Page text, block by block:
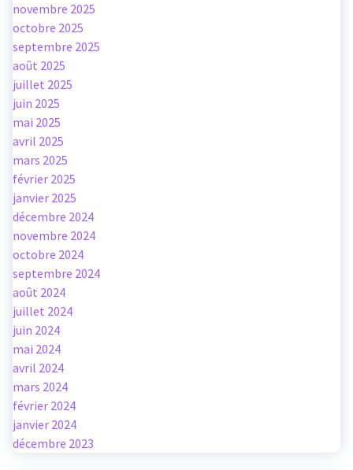
novembre 2025
octobre 2025
septembre 2025
août 2025
juillet 2025
juin 2025
mai 2025
avril 2025
mars 2025
février 2025
janvier 2025
décembre 2024
novembre 2024
octobre 2024
septembre 2024
août 2024
juillet 2024
juin 2024
mai 2024
avril 2024
mars 2024
février 2024
janvier 2024
décembre 2023